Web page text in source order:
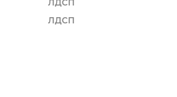
ЛДСП
ЛДСП